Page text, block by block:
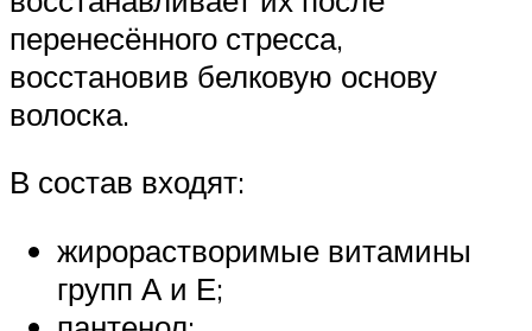
перенесённого стресса,
восстановив белковую основу
волоска.
В состав входят:
жирорастворимые витамины
групп А и Е;